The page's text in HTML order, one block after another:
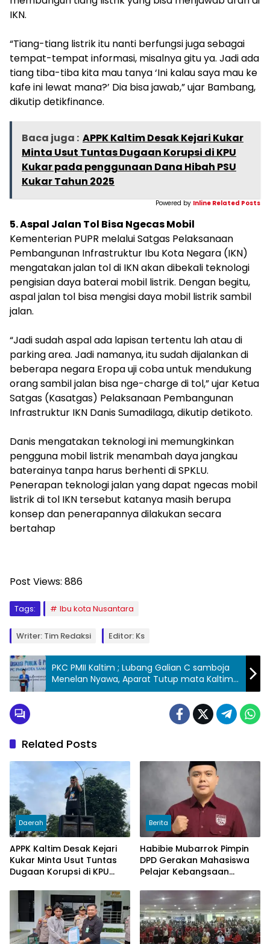
IKN.
“Tiang-tiang listrik itu nanti berfungsi juga sebagai
tempat-tempat informasi, misalnya gitu ya. Jadi ada
tiang tiba-tiba kita mau tanya ‘Ini kalau saya mau ke
kafe ini lewat mana?’ Dia bisa jawab,” ujar Bambang,
dikutip detikfinance.
Baca juga : APPK Kaltim Desak Kejari Kukar
Minta Usut Tuntas Dugaan Korupsi di KPU
Kukar pada penggunaan Dana Hibah PSU
Kukar Tahun 2025
Powered by Inline Related Posts
5. Aspal Jalan Tol Bisa Ngecas Mobil
Kementerian PUPR melalui Satgas Pelaksanaan
Pembangunan Infrastruktur Ibu Kota Negara (IKN)
mengatakan jalan tol di IKN akan dibekali teknologi
pengisian daya baterai mobil listrik. Dengan begitu,
aspal jalan tol bisa mengisi daya mobil listrik sambil
jalan.
“Jadi sudah aspal ada lapisan tertentu lah atau di
parking area. Jadi namanya, itu sudah dijalankan di
beberapa negara Eropa uji coba untuk mendukung
orang sambil jalan bisa nge-charge di tol,” ujar Ketua
Satgas (Kasatgas) Pelaksanaan Pembangunan
Infrastruktur IKN Danis Sumadilaga, dikutip detikoto.
Danis mengatakan teknologi ini memungkinkan
pengguna mobil listrik menambah daya jangkau
baterainya tanpa harus berhenti di SPKLU.
Penerapan teknologi jalan yang dapat ngecas mobil
listrik di tol IKN tersebut katanya masih berupa
konsep dan penerapannya dilakukan secara
bertahap
Post Views: 886
Tags: Ibu kota Nusantara
Writer: Tim Redaksi Editor: Ks
PKC PMII Kaltim ; Lubang Galian C samboja
Menelan Nyawa, Aparat Tutup mata Kaltim
berduka
Related Posts
Daerah
APPK Kaltim Desak Kejari
Kukar Minta Usut Tuntas
Dugaan Korupsi di KPU
Dana Hibah PSU Kukar
Tahun 2025
Berita
Habibie Mubarrok Pimpin
DPD Gerakan Mahasiswa
Pelajar Kebangsaan